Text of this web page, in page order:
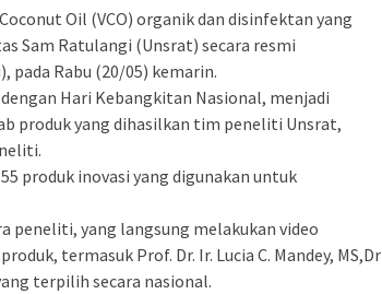
Oil (VCO) organik dan disinfektan yang
Sam Ratulangi (Unsrat) secara resmi
pada Rabu (20/05) kemarin.
Hari Kebangkitan Nasional, menjadi
produk yang dihasilkan tim peneliti Unsrat,
produk inovasi yang digunakan untuk
peneliti, yang langsung melakukan video
termasuk Prof. Dr. Ir. Lucia C. Mandey, MS,Dr
terpilih secara nasional.